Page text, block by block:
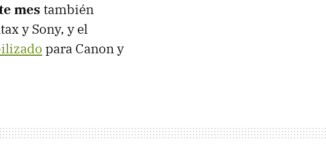
mes también
y Sony, y el
para Canon y